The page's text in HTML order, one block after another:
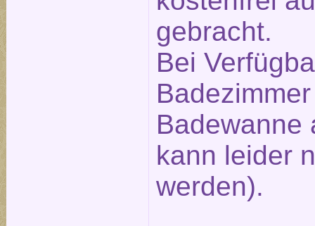
gebracht.
Bei
Badewanne
kann leider
werden).